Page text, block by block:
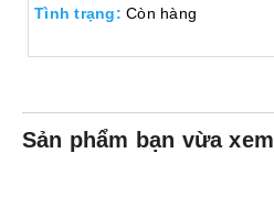
Tình trạng: Còn hàng
Sản phẩm bạn vừa xem